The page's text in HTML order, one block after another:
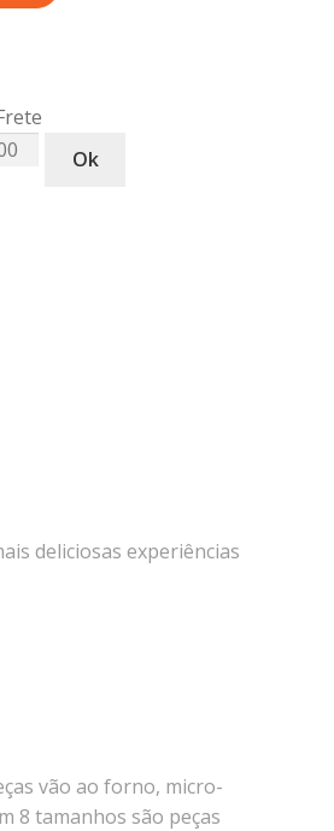
Ok
deliciosas experiências
vão ao forno, micro-
8 tamanhos são peças